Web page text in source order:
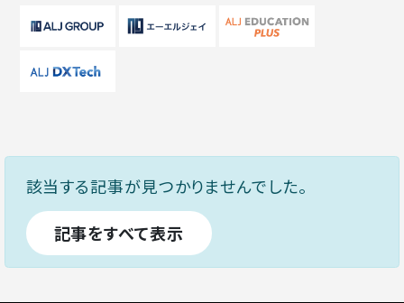
該当する記事が見つかりませんでした。
記事をすべて表示